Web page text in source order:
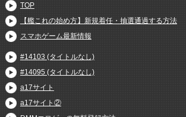
TOP
【艦これの始め方】新規着任・抽選通過する方法
スマホゲーム最新情報
#14103 (タイトルなし)
#14095 (タイトルなし)
a17サイト
a17サイト②